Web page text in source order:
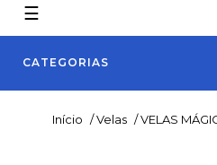
CATEGORIAS
Toggle
navigation
☰
Início /Velas /VELAS